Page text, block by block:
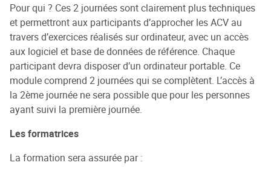
Pour qui ? Ces 2 journées sont clairement plus techniques
et permettront aux participants d’approcher les ACV au
travers d’exercices réalisés sur ordinateur, avec un accès
aux logiciel et base de données de référence. Chaque
participant devra disposer d’un ordinateur portable. Ce
module comprend 2 journées qui se complètent. L’accès à
la 2ème journée ne sera possible que pour les personnes
ayant suivi la première journée.
Les formatrices
La formation sera assurée par :